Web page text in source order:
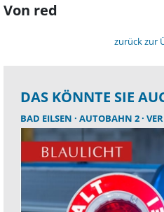
Von red
zurück zur
DAS KÖNNTE SIE
BAD EILSEN AUTOBAHN 2